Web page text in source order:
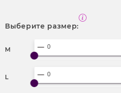
Выберите размер:
M
L